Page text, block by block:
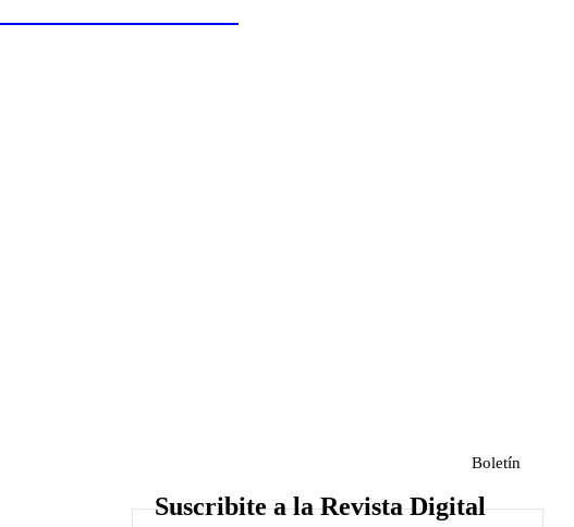
Boletín
Suscribite a la Revista Digital